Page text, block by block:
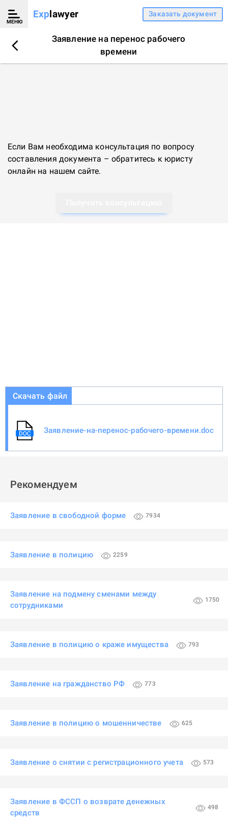
МЕНЮ
Explawyer Заказать документ
Заявление на перенос рабочего
времени
Если Вам необходима консультация по вопросу
составления документа – обратитесь к юристу
онлайн на нашем сайте.
Скачать файл
Заявление-на-перенос-рабочего-времени.doc
Рекомендуем
Заявление в свободной форме 7934
Заявление в полицию 2259
Заявление на подмену сменами между
сотрудниками
1750
Заявление в полицию о краже имущества 793
Заявление на гражданство РФ 773
Заявление в полицию о мошенничестве 625
Заявление о снятии с регистрационного учета 573
Заявление в ФССП о возврате денежных
средств
498